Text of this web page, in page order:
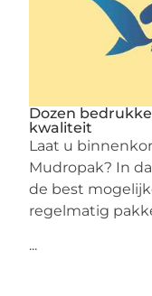
Dozen
kwaliteit
Laat u
Mudropak? In
de best
regelmatig
...